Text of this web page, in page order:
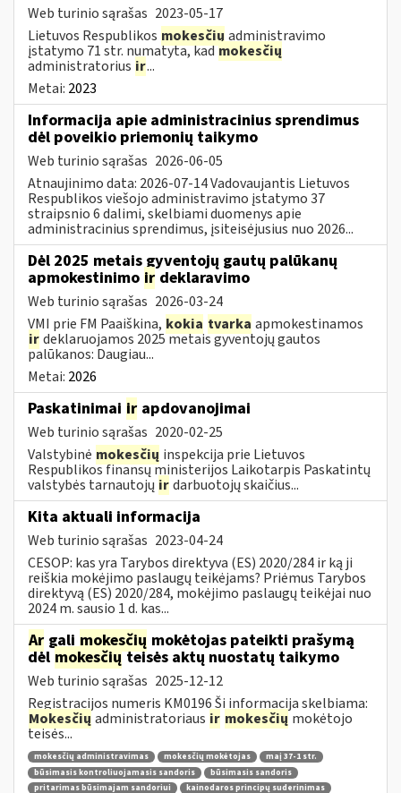
Web turinio sąrašas 2023-05-17
Lietuvos Respublikos mokesčių administravimo
įstatymo 71 str. numatyta, kadmokesčių
administratorius ir...
Metai: 2023
Informacija apie administracinius sprendimus
dėl poveikio priemonių taikymo
Web turinio sąrašas 2026-06-05
Atnaujinimo data: 2026-07-14 Vadovaujantis Lietuvos
Respublikos viešojo administravimo įstatymo 37
straipsnio 6 dalimi, skelbiami duomenys apie
administracinius sprendimus, įsiteisėjusius nuo 2026...
Dėl 2025 metais gyventojų gautų palūkanų
apmokestinimo ir deklaravimo
Web turinio sąrašas 2026-03-24
VMI prie FM Paaiškina, kokia tvarka apmokestinamos
irdeklaruojamos 2025 metais gyventojų gautos
palūkanos: Daugiau...
Metai: 2026
Paskatinimai ir apdovanojimai
Web turinio sąrašas 2020-02-25
Valstybinė mokesčių inspekcija prie Lietuvos
Respublikos finansų ministerijos Laikotarpis Paskatintų
valstybės tarnautojų irdarbuotojų skaičius...
Kita aktuali informacija
Web turinio sąrašas 2023-04-24
CESOP: kas yra Tarybos direktyva (ES) 2020/284 ir ką ji
reiškia mokėjimo paslaugų teikėjams? Priėmus Tarybos
direktyvą (ES) 2020/284, mokėjimo paslaugų teikėjai nuo
2024 m. sausio 1 d. kas...
Ar gali mokesčių mokėtojas pateikti prašymą
dėl mokesčiųteisės aktų nuostatų taikymo
Web turinio sąrašas 2025-12-12
Registracijos numeris KM0196 Ši informacija skelbiama:
Mokesčių administratoriaus ir mokesčių mokėtojo
teisės...
mokesčių administravimas mokesčių mokėtojas
maį 37-1 str.
būsimasis kontroliuojamasis sandoris
būsimasis sandoris
pritarimas būsimajam sandoriui
kainodaros principų suderinimas